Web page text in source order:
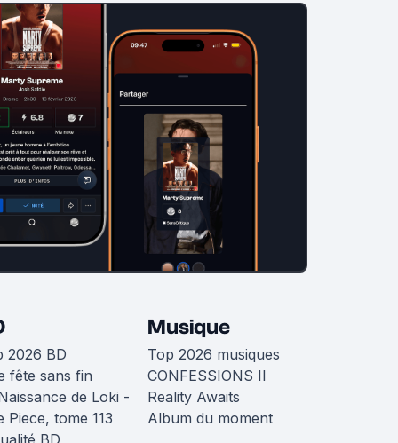
2026 BD
fête sans fin
de Loki -
Piece, tome 113
Musique
Top 2026 musiques
CONFESSIONS II
Reality Awaits
Album du moment